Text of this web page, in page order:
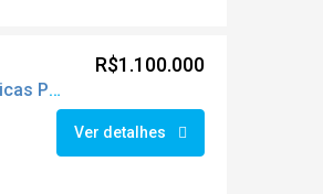
Apartamento 3 Quartos – Condomínio Américas Park
R$1.100.000
Ver detalhes